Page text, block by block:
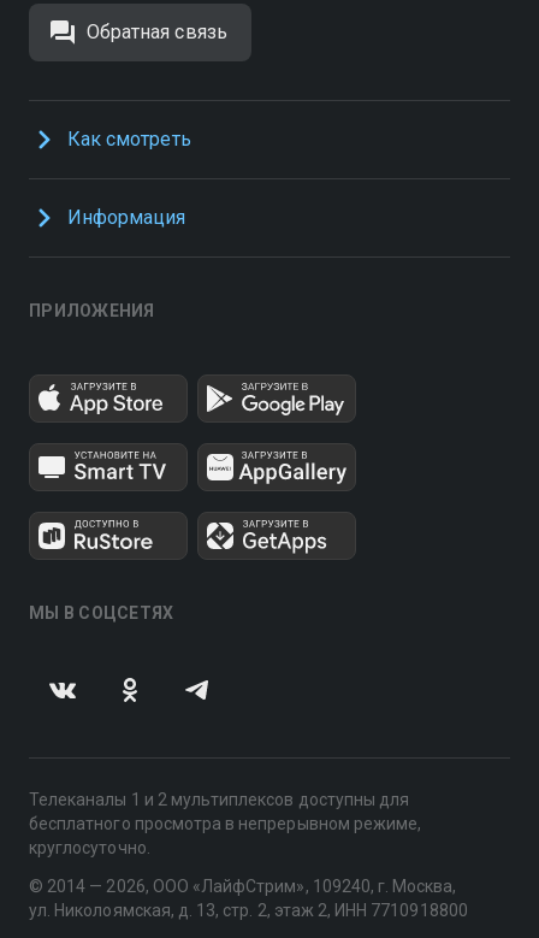
Обратная связь
Как смотреть
Информация
ПРИЛОЖЕНИЯ
МЫ В СОЦСЕТЯХ
Телеканалы 1 и 2 мультиплексов доступны для
бесплатного просмотра в непрерывном режиме,
круглосуточно.
© 2014 — 2026, ООО «ЛайфСтрим», 109240, г. Москва,
ул. Николоямская, д. 13, стр. 2, этаж 2, ИНН 7710918800